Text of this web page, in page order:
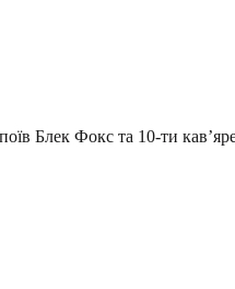
Блек Фокс та 10-ти